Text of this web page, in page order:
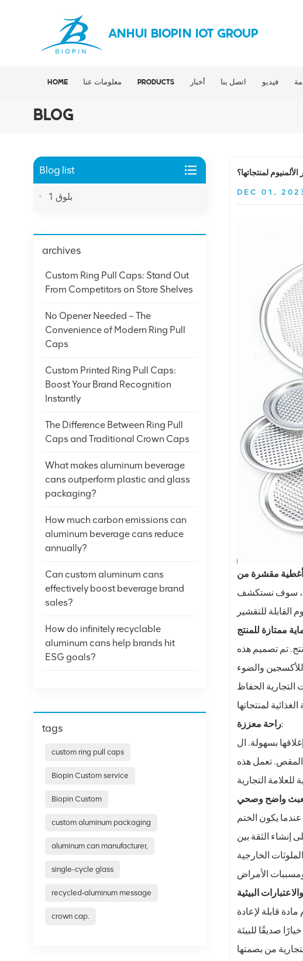
ANHUI BIOPIN IOT GROUP
HOME معلومات عنا PRODUCTS أخبار اتصل بنا فيديو
BLOG
لمنتجاتها؟
DEC 01,
أغطية مقشرة من
سوف نستكشف
ممتازة للمنتج
تم تصميم هذه
للأكسجين والضوء
التجارية الحفاظ
راحة معززة:
بسهولة. ال
المقص. تعمل هذه
واضح وصحي
يكون الختم
إنشاء الثقة بين
الخارجية
البيئية
قابلة لإعادة
صديقًا للبيئة
من بصمتها
Blog list
بلوق 1
archives
Custom Ring Pull Caps: Stand Out
From Competitors on Store Shelves
No Opener Needed – The
Convenience of Modern Ring Pull
Caps
Custom Printed Ring Pull Caps:
Boost Your Brand Recognition
Instantly
The Difference Between Ring Pull
Caps and Traditional Crown Caps
What makes aluminum beverage
cans outperform plastic and glass
packaging?
How much carbon emissions can
aluminum beverage cans reduce
annually?
Can custom aluminum cans
effectively boost beverage brand
sales?
How do infinitely recyclable
aluminum cans help brands hit
ESG goals?
tags
custom ring pull caps
Biopin Custom service
Biopin Custom
custom aluminum packaging
aluminum can manufacturer,
single-cycle glass
recycled‑aluminum message
crown cap.